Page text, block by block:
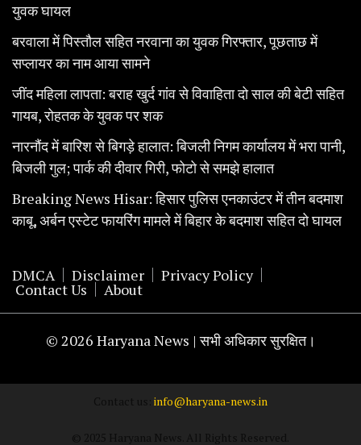
युवक घायल
बरवाला में पिस्तौल सहित नरवाना का युवक गिरफ्तार, पूछताछ में
सप्लायर का नाम आया सामने
जींद महिला लापता: बराह खुर्द गांव से विवाहिता दो साल की बेटी सहित
गायब, रोहतक के युवक पर शक
नारनौंद में बारिश से बिगड़े हालात: बिजली निगम कार्यालय में भरा पानी,
बिजली गुल; पार्क की दीवार गिरी, फोटो से समझे हालात
Breaking News Hisar: हिसार पुलिस एनकाउंटर में तीन बदमाश
काबू, अर्बन एस्टेट फायरिंग मामले में बिहार के बदमाश सहित दो घायल
DMCA Disclaimer Privacy Policy
Contact Us About
© 2026 Haryana News | सभी अधिकार सुरक्षित।
info@haryana-news.in